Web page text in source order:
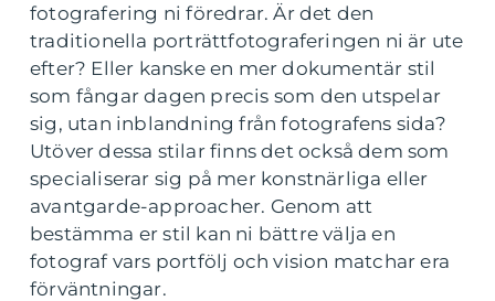
fotografering ni föredrar. Är det den
traditionella porträttfotograferingen ni är ute
efter? Eller kanske en mer dokumentär stil
som fångar dagen precis som den utspelar
sig, utan inblandning från fotografens sida?
Utöver dessa stilar finns det också dem som
specialiserar sig på mer konstnärliga eller
avantgarde-approacher. Genom att
bestämma er stil kan ni bättre välja en
fotograf vars portfölj och vision matchar era
förväntningar.